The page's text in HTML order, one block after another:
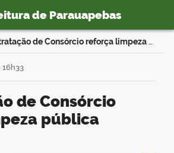
de Parauapebas
Contratação de Consórcio reforça limpeza pública municipal
pública